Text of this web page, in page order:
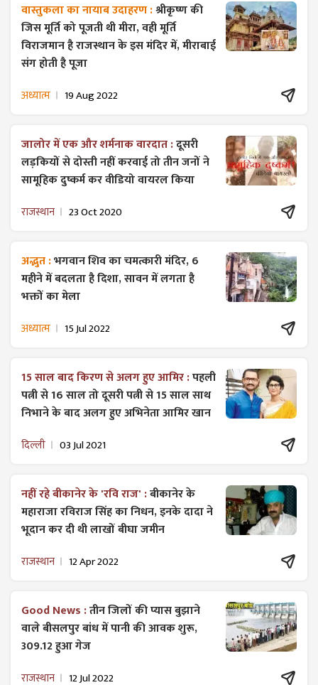
वास्तुकला का नायाब उदाहरण :श्रीकृष्ण की
जिस मूर्ति को पूजती थी मीरा, वही मूर्ति
विराजमान है राजस्थान के इस मंदिर में, मीराबाई
संग होती है पूजा
अध्यात्म 19 Aug 2022
जालोर में एक और शर्मनाक वारदात :दूसरी
लड़कियों से दोस्ती नहीं करवाई तो तीन जनों ने
सामूहिक दुष्कर्म कर वीडियो वायरल किया
राजस्थान 23 Oct 2020
अद्भुत :भगवान शिव का चमत्कारी मंदिर, 6
महीने में बदलता है दिशा, सावन में लगता है
भक्तों का मेला
अध्यात्म 15 Jul 2022
15 साल बाद किरण से अलग हुए आमिर :पहली
पत्नी से 16 साल तो दूसरी पत्नी से 15 साल साथ
निभाने के बाद अलग हुए अभिनेता आमिर खान
दिल्ली 03 Jul 2021
नहीं रहे बीकानेर के 'रवि राज' :बीकानेर के
महाराजा रविराज सिंह का निधन, इनके दादा ने
भूदान कर दी थी लाखों बीघा जमीन
राजस्थान 12 Apr 2022
Good News :तीन जिलों की प्यास बुझाने
वाले बीसलपुर बांध में पानी की आवक शुरू,
309.12 हुआ गेज
राजस्थान 12 Jul 2022